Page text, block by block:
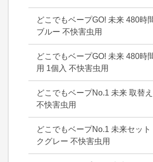
どこでもベープGO! 未来 480時
ブルー 不快害虫用
どこでもベープGO! 未来 480時
用 1個入 不快害虫用
どこでもベープNo.1 未来 取替
不快害虫用
どこでもベープNo.1 未来セット
クグレー 不快害虫用